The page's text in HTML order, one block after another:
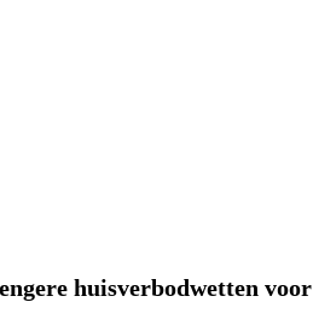
huisverbodwetten voor